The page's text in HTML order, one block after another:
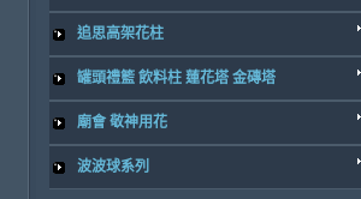
追思高架花柱
罐頭禮籃 飲料柱 蓮花塔 金磚塔
廟會 敬神用花
波波球系列